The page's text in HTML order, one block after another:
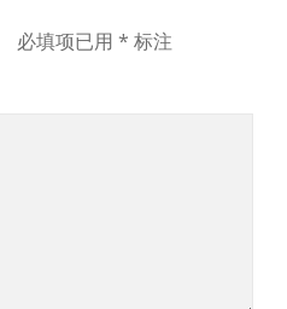
必填项已用 * 标注